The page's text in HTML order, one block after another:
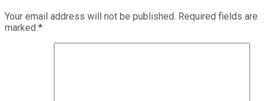
Your email address will not be published. Required fields are
marked *